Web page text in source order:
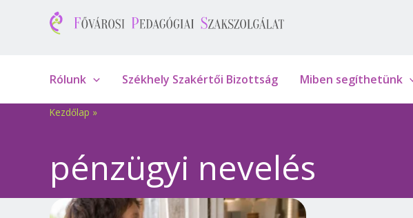
Rólunk Székhely Szakértői Bizottság Miben segíthetünk
Kezdőlap »
pénzügyi nevelés